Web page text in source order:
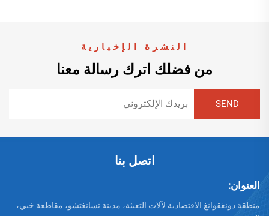
النشرة الإخبارية
من فضلك اترك رسالة معنا
اتصل بنا
العنوان:
منطقة دونغقوانغ الاقتصادية لآلات التعبئة، مدينة تسانغتشو، مقاطعة خبي،